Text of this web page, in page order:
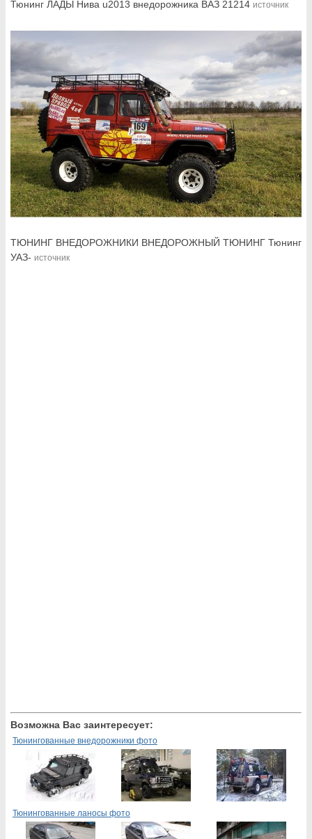
Тюнинг ЛАДЫ Нива u2013 внедорожника ВАЗ 21214 источник
ТЮНИНГ ВНЕДОРОЖНИКИ ВНЕДОРОЖНЫЙ ТЮНИНГ Тюнинг
УАЗ- источник
Возможна Вас заинтересует:
Тюнингованные внедорожники фото
Тюнингованные ланосы фото